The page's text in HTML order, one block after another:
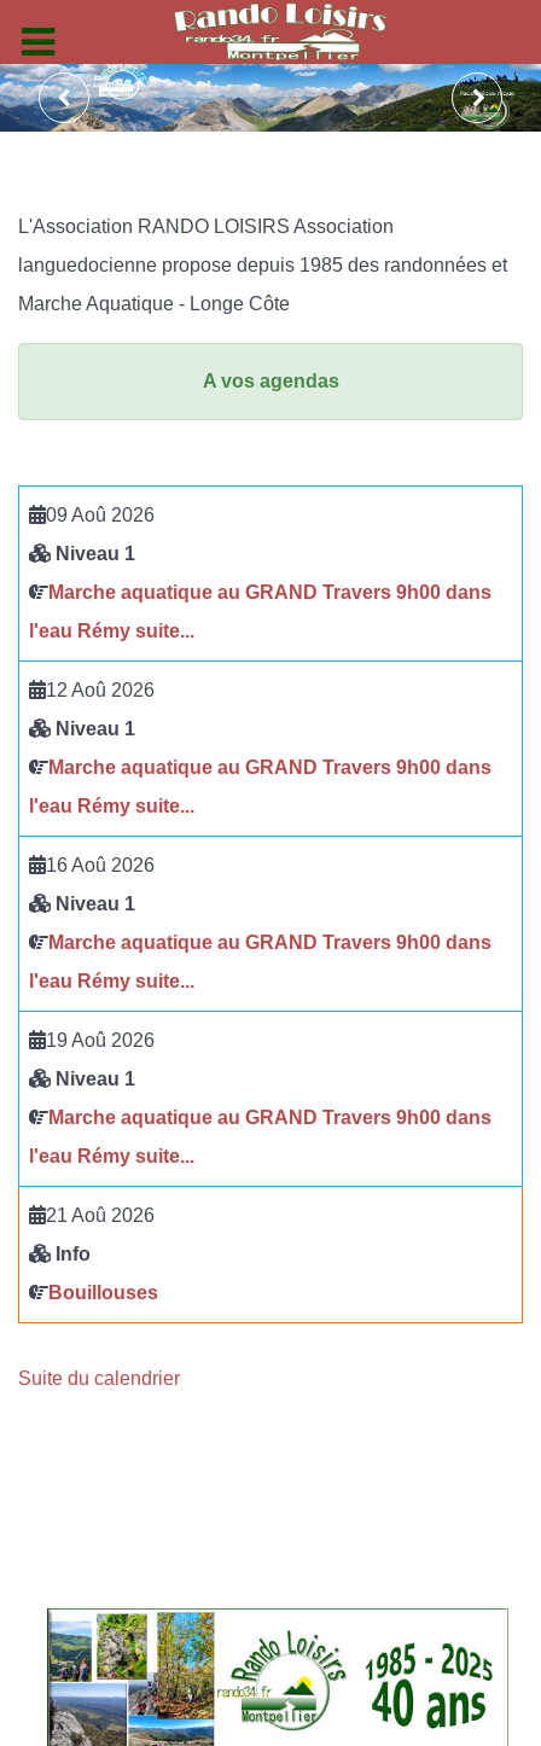
L'Association RANDO LOISIRS Association
languedocienne propose depuis 1985 des randonnées et
Marche Aquatique - Longe Côte
A vos agendas
09 Aoû 2026
Niveau 1
Marche aquatique au GRAND Travers 9h00 dans
l'eau Rémy suite...
12 Aoû 2026
Niveau 1
Marche aquatique au GRAND Travers 9h00 dans
l'eau Rémy suite...
16 Aoû 2026
Niveau 1
Marche aquatique au GRAND Travers 9h00 dans
l'eau Rémy suite...
19 Aoû 2026
Niveau 1
Marche aquatique au GRAND Travers 9h00 dans
l'eau Rémy suite...
21 Aoû 2026
Info
Bouillouses
Suite du calendrier